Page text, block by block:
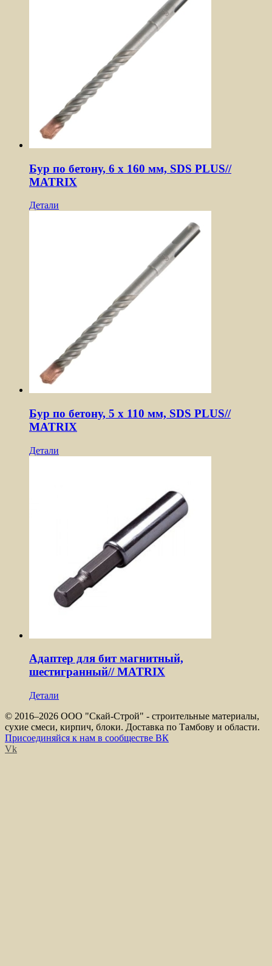
Бур по бетону, 6 x 160 мм, SDS PLUS//
MATRIX
Детали
Бур по бетону, 5 x 110 мм, SDS PLUS//
MATRIX
Детали
Адаптер для бит магнитный,
шестигранный// MATRIX
Детали
© 2016–2026 ООО "Скай-Строй" - строительные материалы,
сухие смеси, кирпич, блоки. Доставка по Тамбову и области.
Присоединяйся к нам в сообществе ВК
Vk